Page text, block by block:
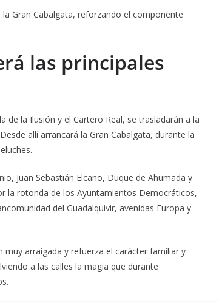
Gran Cabalgata, reforzando el componente
las principales
de la Ilusión y el Cartero Real, se trasladarán a la
allí arrancará la Gran Cabalgata, durante la
Juan Sebastián Elcano, Duque de Ahumada y
rotonda de los Ayuntamientos Democráticos,
del Guadalquivir, avenidas Europa y
arraigada y refuerza el carácter familiar y
a las calles la magia que durante